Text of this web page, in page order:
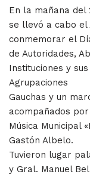
En la mañana del
se llevó a cabo
conmemorar el
de Autoridades,
Instituciones y
Agrupaciones
Gauchas y un
acompañados
Música Municipal
Gastón Albelo.
Tuvieron lugar
y Gral. Manuel